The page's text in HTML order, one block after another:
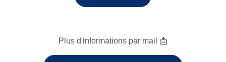
Plus d'informations par mail 📩